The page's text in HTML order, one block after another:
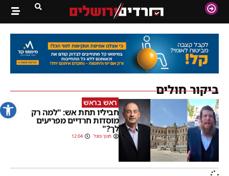
פתח
ביקור חולים
ראש בראש
חביליו תחת אש: "למה רק
מוסדות חרדיים מפריעים
לך?"
חנוך פוגל 12:04